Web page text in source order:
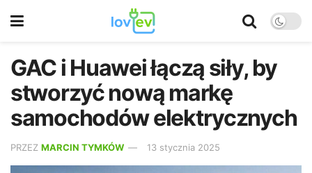
GAC i Huawei łączą siły, by
stworzyć nową markę
samochodów elektrycznych
PRZEZ MARCIN TYMKÓW 13 stycznia 2025